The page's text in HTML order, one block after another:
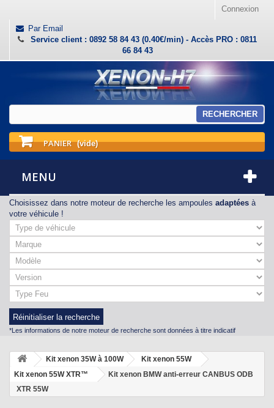
Connexion
Par Email
Service client : 0892 58 84 43 (0.40€/min) - Accès PRO : 0811
66 84 43
RECHERCHER
PANIER (vide)
MENU
Choisissez dans notre moteur de recherche les ampoules adaptées à
votre véhicule !
Réinitialiser la recherche
*Les informations de notre moteur de recherche sont données à titre indicatif
Kit xenon 35W à 100W
Kit xenon 55W
Kit xenon 55W XTR™
Kit xenon BMW anti-erreur CANBUS ODB
XTR 55W